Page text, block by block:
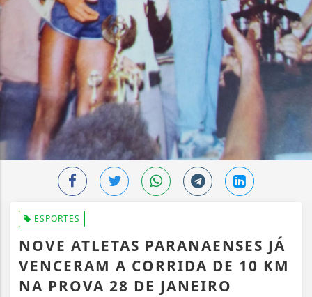
ESPORTES
NOVE ATLETAS PARANAENSES JÁ
VENCERAM A CORRIDA DE 10 KM
NA PROVA 28 DE JANEIRO